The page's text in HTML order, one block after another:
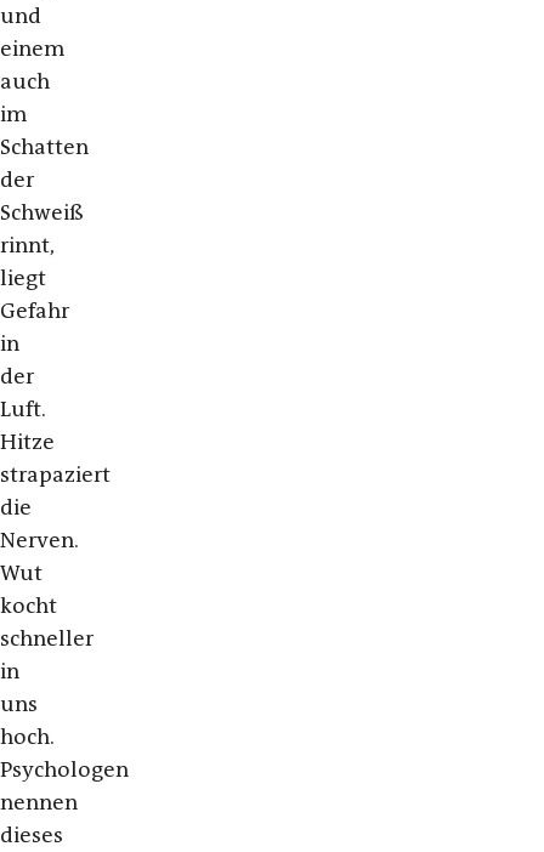
und
einem
auch
im
Schatten
der
Schweiß
rinnt,
liegt
Gefahr
in
der
Luft.
Hitze
strapaziert
die
Nerven.
Wut
kocht
schneller
in
uns
hoch.
Psychologen
nennen
dieses